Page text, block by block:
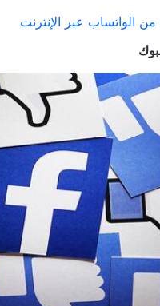
من الواتساب عبر الإنترنت